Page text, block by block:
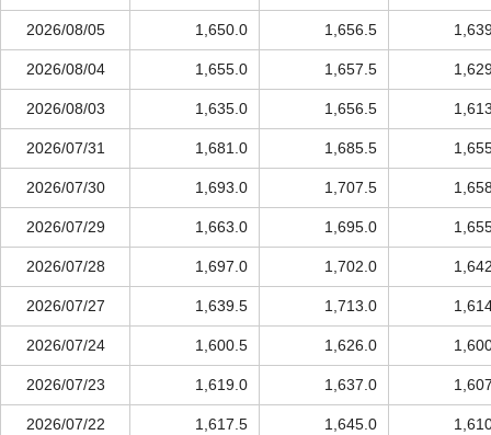
2026/08/05 1,650.0 1,656.5
2026/08/04 1,655.0 1,657.5
2026/08/03 1,635.0 1,656.5
2026/07/31 1,681.0 1,685.5
2026/07/30 1,693.0 1,707.5
2026/07/29 1,663.0 1,695.0
2026/07/28 1,697.0 1,702.0
2026/07/27 1,639.5 1,713.0
2026/07/24 1,600.5 1,626.0
2026/07/23 1,619.0 1,637.0
2026/07/22 1,617.5 1,645.0